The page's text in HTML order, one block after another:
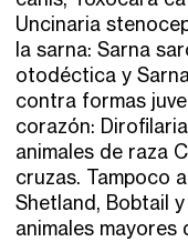
Uncinaria
la sarna: Sarna
otodéctica y
contra formas
corazón:
animales de raza
cruzas. Tampoco
Shetland, Bobtail
animales mayores